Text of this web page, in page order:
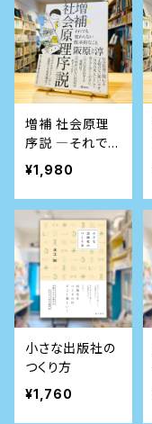
増補 社会原理
序説 ―それでも
変わらない根本
的なこと
¥1,980
小さな出版社の
つくり方
¥1,760